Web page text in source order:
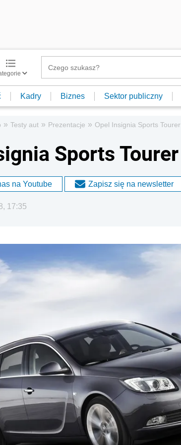
Kadry Biznes Sektor publiczny
» Testy aut » Prezentacje » Opel Insignia Sports Tourer
Sports Tourer
na Youtube Zapisz się na newsletter
17:35